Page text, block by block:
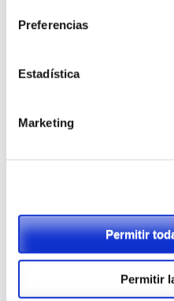
Preferencias
Estadística
Marketing
Permitir
Permitir
regula la
Bachillerato diurno,
julio, de la Conselleria
y exención de materias
Obligatoria y el
que cursa
profesionales de
alto rendimiento o
Resolución de 25 de